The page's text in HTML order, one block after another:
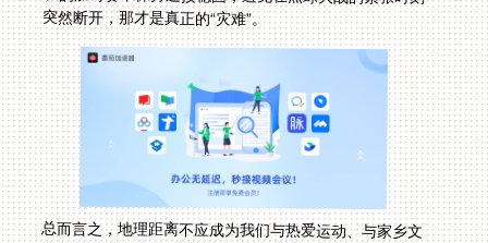
突然断开，那才是真正的“灾难”。
总而言之，地理距离不应成为我们与热爱运动、与家乡文
化连接之间的障碍。无论是解决当下“在海外怎么看欧洲
杯”的迫切需求，还是为未来2026年横跨北美大陆的世界
杯做好准备，一款功能全面、稳定可靠的回国加速器都是
海外看球族不可或缺的利器。它不仅仅是改变一个IP地
址，更是为你打开了一扇通往无限制中文体育世界的大
门，让你无论身处世界哪个角落，都能与同胞共享同一份